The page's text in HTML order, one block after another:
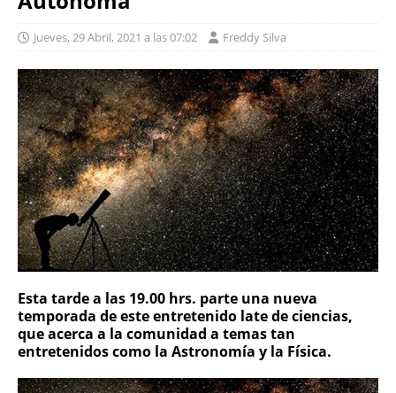
Jueves, 29 Abril, 2021 a las 07:02 Freddy Silva
Esta tarde a las 19.00 hrs. parte una nueva
temporada de este entretenido late de ciencias,
que acerca a la comunidad a temas tan
entretenidos como la Astronomía y la Física.